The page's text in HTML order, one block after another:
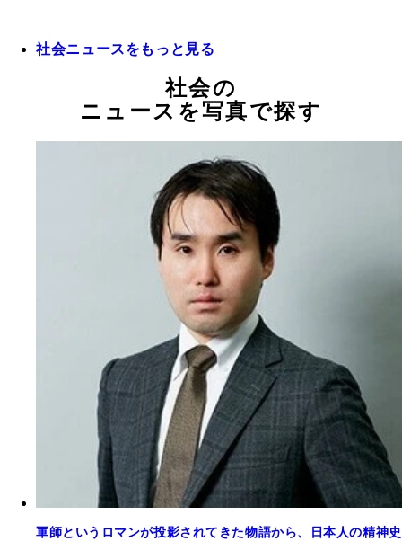
社会ニュースをもっと見る
社会の
ニュースを写真で探す
軍師というロマンが投影されてきた物語から、日本人の精神史